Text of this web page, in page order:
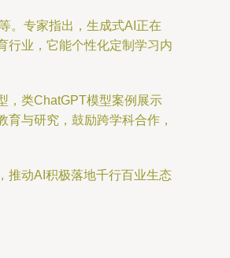
。专家指出，生成式AI正在
行业，它能个性化定制学习内
，类ChatGPT模型案例展示
与研究，鼓励跨学科合作，
推动AI积极落地千行百业生态